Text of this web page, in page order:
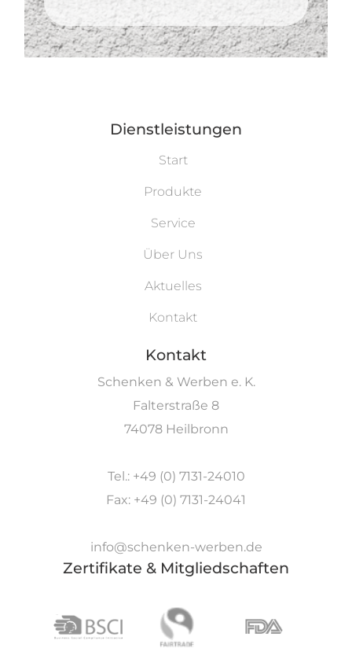
Dienstleistungen
Start
Produkte
Service
Über Uns
Aktuelles
Kontakt
Kontakt
Schenken & Werben e. K.
Falterstraße 8
74078 Heilbronn
Tel.: +49 (0) 7131-24010
Fax: +49 (0) 7131-24041
info@schenken-werben.de
Zertifikate & Mitgliedschaften